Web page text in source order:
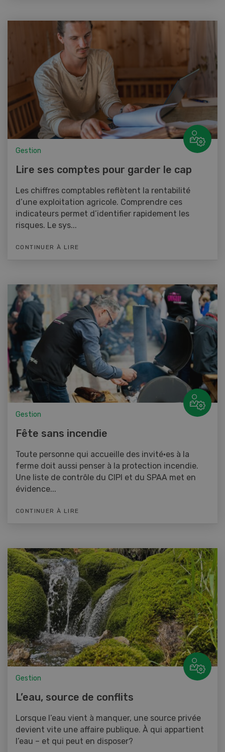
Gestion
Lire ses comptes pour garder le cap
Les chiffres comptables reflètent la rentabilité
d’une exploitation agricole. Comprendre ces
indicateurs permet d’identifier rapidement les
risques. Le sys...
CONTINUER À LIRE
Gestion
Fête sans incendie
Toute personne qui accueille des invité·es à la
ferme doit aussi penser à la protection incendie.
Une liste de contrôle du CIPI et du SPAA met en
évidence...
CONTINUER À LIRE
Gestion
L’eau, source de conflits
Lorsque l’eau vient à manquer, une source privée
devient vite une affaire publique. À qui appartient
l’eau – et qui peut en disposer?